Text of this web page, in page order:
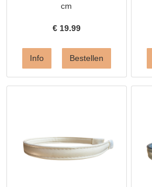
cm
€ 19.99